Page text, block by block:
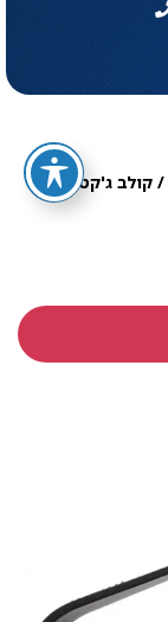
/ קולב ג'קטים